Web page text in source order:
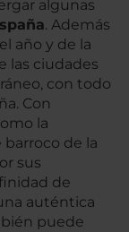
algunas
. Además
año y de la
las ciudades
con todo
Con
la
de la
sus
de
auténtica
puede